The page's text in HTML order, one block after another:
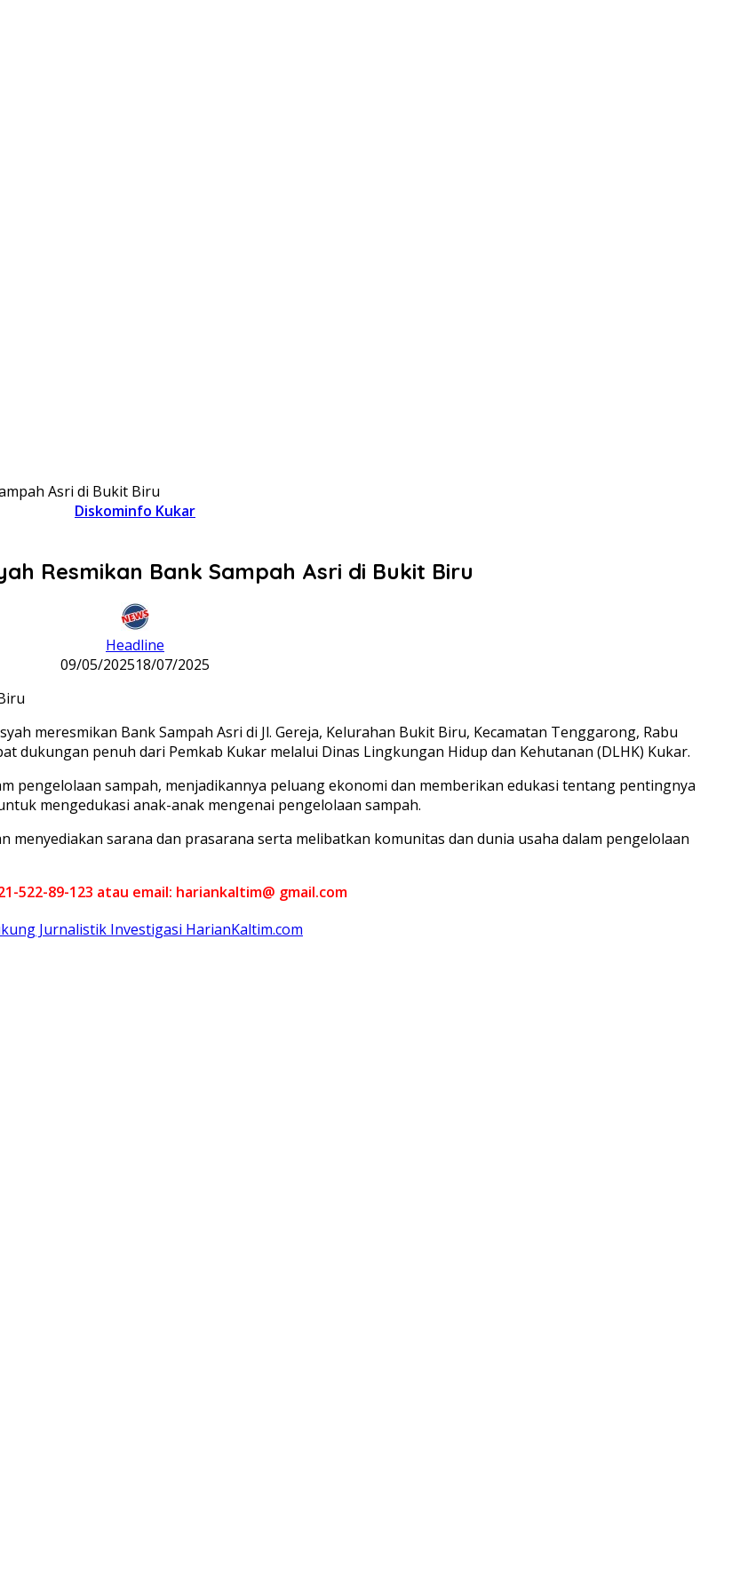
Asri di Bukit Biru
Diskominfo Kukar
Resmikan Bank Sampah Asri di Bukit Biru
Headline
09/05/202518/07/2025
meresmikan Bank Sampah Asri di Jl. Gereja, Kelurahan Bukit Biru, Kecamatan Tenggarong, Rabu
dukungan penuh dari Pemkab Kukar melalui Dinas Lingkungan Hidup dan Kehutanan (DLHK) Kukar.
pengelolaan sampah, menjadikannya peluang ekonomi dan memberikan edukasi tentang pentingnya
mengedukasi anak-anak mengenai pengelolaan sampah.
menyediakan sarana dan prasarana serta melibatkan komunitas dan dunia usaha dalam pengelolaan
522-89-123 atau email: hariankaltim@ gmail.com